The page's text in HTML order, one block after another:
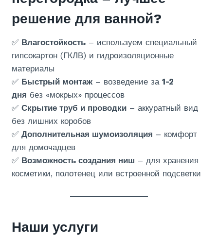
решение для ванной?
✅ Влагостойкость – используем специальный
гипсокартон (ГКЛВ) и гидроизоляционные
материалы
✅ Быстрый монтаж – возведение за 1-2
дня без «мокрых» процессов
✅ Скрытие труб и проводки – аккуратный вид
без лишних коробов
✅ Дополнительная шумоизоляция – комфорт
для домочадцев
✅ Возможность создания ниш – для хранения
косметики, полотенец или встроенной подсветки
Наши услуги